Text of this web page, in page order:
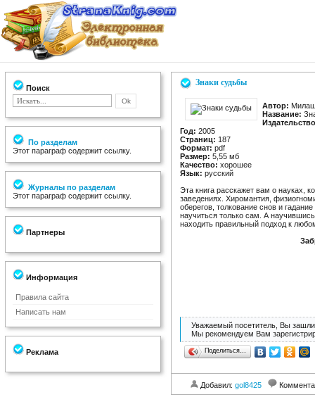
Поиск
По разделам
Этот параграф содержит ссылку.
Журналы по разделам
Этот параграф содержит ссылку.
Партнеры
Информация
Правила сайта
Написать нам
Реклама
Знаки судьбы
Автор:
Название:
Год: 2005
Страниц: 187
Формат: pdf
Размер: 5,55 мб
Качество: хорошее
Язык: русский
Эта книга расскажет вам о науках,
заведениях. Хиромантия,
оберегов, толкование снов и
научиться только сам. А
находить правильный подход к
Уважаемый посетитель, Вы зашли
Мы рекомендуем Вам
Поделиться…
Добавил: gol8425